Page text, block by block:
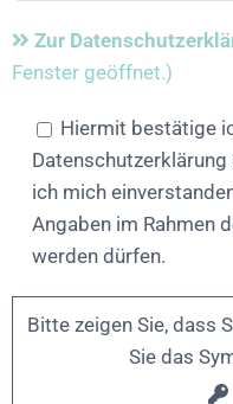
Zur
Fenster geöffnet.)
Hiermit bestätige
ich mich
Angaben im Rahmen
werden dürfen.
Bitte zeigen Sie, dass
Sie das